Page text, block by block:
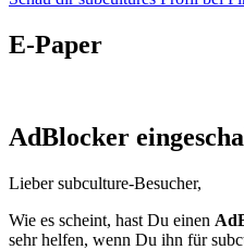
E-Paper
AdBlocker
Lieber subculture-Besucher,
Wie es scheint, hast Du einen
sehr helfen, wenn Du ihn für